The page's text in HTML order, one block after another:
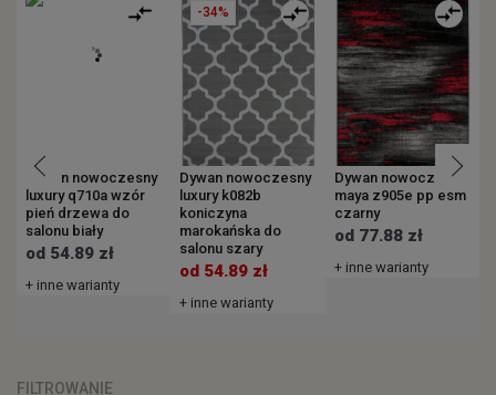
Dywan nowoczesny
luxury q710a wzór
pień drzewa do
salonu biały
od 54.89 zł
+ inne warianty
-34%
Dywan nowoczesny
luxury k082b
koniczyna
marokańska do
salonu szary
od 54.89 zł
+ inne warianty
Dywan nowoczesny
maya z905e pp esm
czarny
od 77.88 zł
+ inne warianty
FILTROWANIE